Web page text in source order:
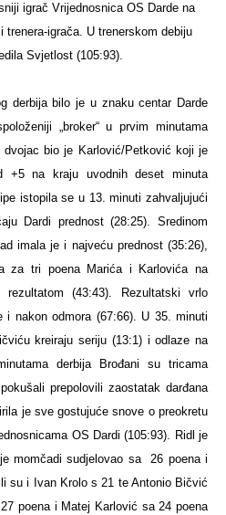
igrač Vrijednosnica OS Darde na
trenera-igrača. U trenerskom debiju
Svjetlost (105:93).
derbija bilo je u znaku centar Darde
„broker“ u prvim minutama
bio je Karlović/Petković koji je
+5 na kraju uvodnih deset minuta
istopila se u 13. minuti zahvaljujući
Dardi prednost (28:25). Sredinom
imala je i najveću prednost (35:26),
za tri poena Marića i Karlovića na
(43:43). Rezultatski vrlo
i nakon odmora (67:66). U 35. minuti
kreiraju seriju (13:1) i odlaze na
derbija Brođani su tricama
prepolovili zaostatak darđana
je sve gostujuće snove o preokretu
OS Dardi (105:93). Ridl je
momčadi sudjelovao sa
26 poena i
su i Ivan Krolo s 21 te Antonio Bičvić
poena i Matej Karlović sa 24 poena